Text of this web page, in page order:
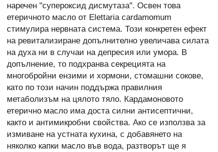
наречен "супероксид дисмутаза". Освен това
етеричното масло от Elettaria cardamomum
стимулира нервната система. Този конкретен ефект
на ревитализиране допълнително увеличава силата
на духа ни в случаи на депресия или умора. В
допълнение, то подхранва секрецията на
многобройни ензими и хормони, стомашни сокове,
като по този начин поддържа правилния
метаболизъм на цялото тяло. Кардамоновото
етерично масло има доста силни антисептични,
както и антимикробни свойства. Ако се използва за
измиване на устната кухина, с добавянето на
няколко капки масло във вода, разтворът ще я